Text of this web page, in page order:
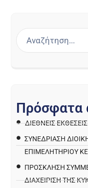
Πρόσφατα
ΔΙΕΘΝΕΙΣ ΕΚΘΕΣΕΙΣ
ΣΥΝΕΔΡΙΑΣΗ
ΕΠΙΜΕΛΗΤΗΡΙΟΥ
ΠΡΌΣΚΛΗΣΗ
ΔΙΑΧΕΊΡΙΣΗ ΤΗΣ